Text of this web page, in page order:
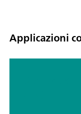
Applicazioni